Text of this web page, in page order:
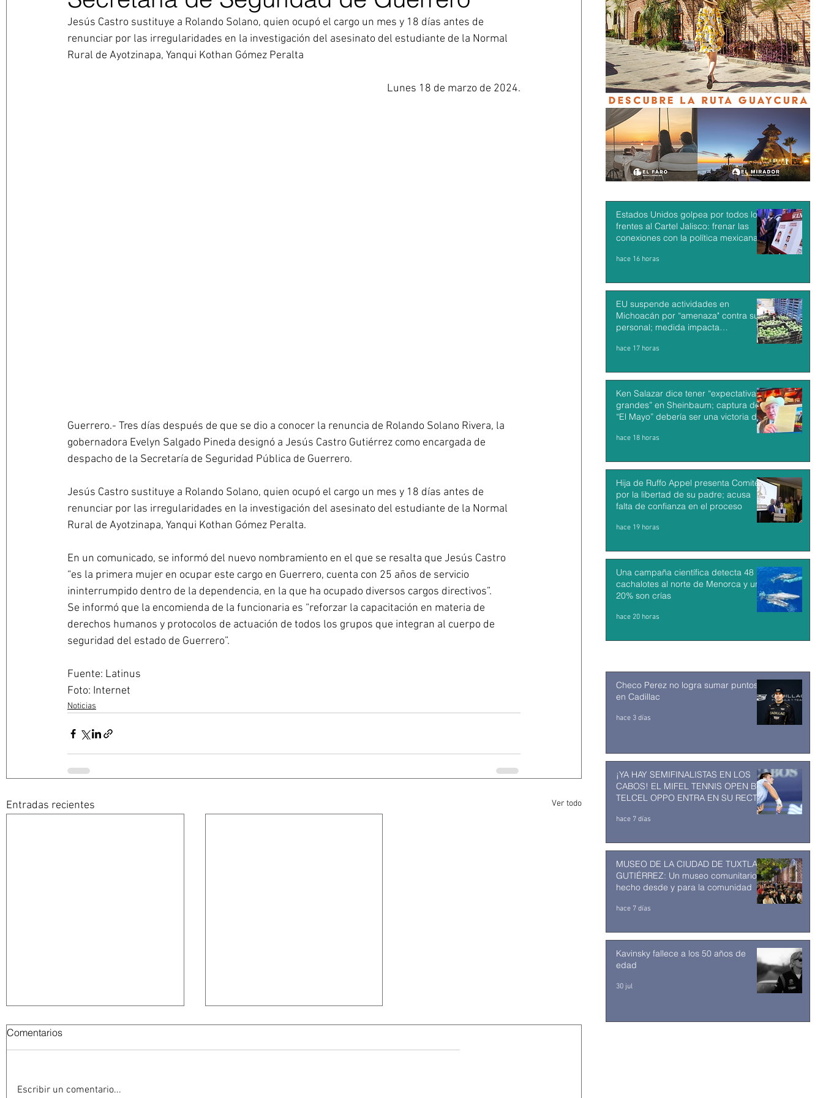
Jesús Castro sustituye a Rolando Solano, quien ocupó el cargo un mes y 18 días antes de
renunciar por las irregularidades en la investigación del asesinato del estudiante de la Normal
Rural de Ayotzinapa, Yanqui Kothan Gómez Peralta
Lunes 18 de marzo de 2024.
Guerrero.- Tres días después de que se dio a conocer la renuncia de Rolando Solano Rivera, la
gobernadora Evelyn Salgado Pineda designó a Jesús Castro Gutiérrez como encargada de
despacho de la Secretaría de Seguridad Pública de Guerrero.
Jesús Castro sustituye a Rolando Solano, quien ocupó el cargo un mes y 18 días antes de
renunciar por las irregularidades en la investigación del asesinato del estudiante de la Normal
Rural de Ayotzinapa, Yanqui Kothan Gómez Peralta.
En un comunicado, se informó del nuevo nombramiento en el que se resalta que Jesús Castro
“es la primera mujer en ocupar este cargo en Guerrero, cuenta con 25 años de servicio
ininterrumpido dentro de la dependencia, en la que ha ocupado diversos cargos directivos”.
Se informó que la encomienda de la funcionaria es “reforzar la capacitación en materia de
derechos humanos y protocolos de actuación de todos los grupos que integran al cuerpo de
seguridad del estado de Guerrero”.
Fuente: Latinus
Foto: Internet
Noticias
Entradas recientes Ver todo
Comentarios
Escribir un comentario...
Estados Unidos golpea por todos los
frentes al Cartel Jalisco: frenar las
conexiones con la política mexicana y
hace 16 horas
EU suspende actividades en
Michoacán por “amenaza" contra su
personal; medida impacta
exportaciones de aguacate mexicano
hace 17 horas
Ken Salazar dice tener “expectativas
grandes” en Sheinbaum; captura de
“El Mayo” debería ser una victoria de
hace 18 horas
Hija de Ruffo Appel presenta Comité
por la libertad de su padre; acusa
falta de confianza en el proceso
hace 19 horas
Una campaña científica detecta 48
cachalotes al norte de Menorca y un
20% son crías
hace 20 horas
Checo Perez no logra sumar puntos
en Cadillac
hace 3 días
¡YA HAY SEMIFINALISTAS EN LOS
CABOS! EL MIFEL TENNIS OPEN BY
TELCEL OPPO ENTRA EN SU RECTA
hace 7 días
MUSEO DE LA CIUDAD DE TUXTLA
GUTIÉRREZ: Un museo comunitario
hecho desde y para la comunidad
hace 7 días
Kavinsky fallece a los 50 años de
edad
30 jul